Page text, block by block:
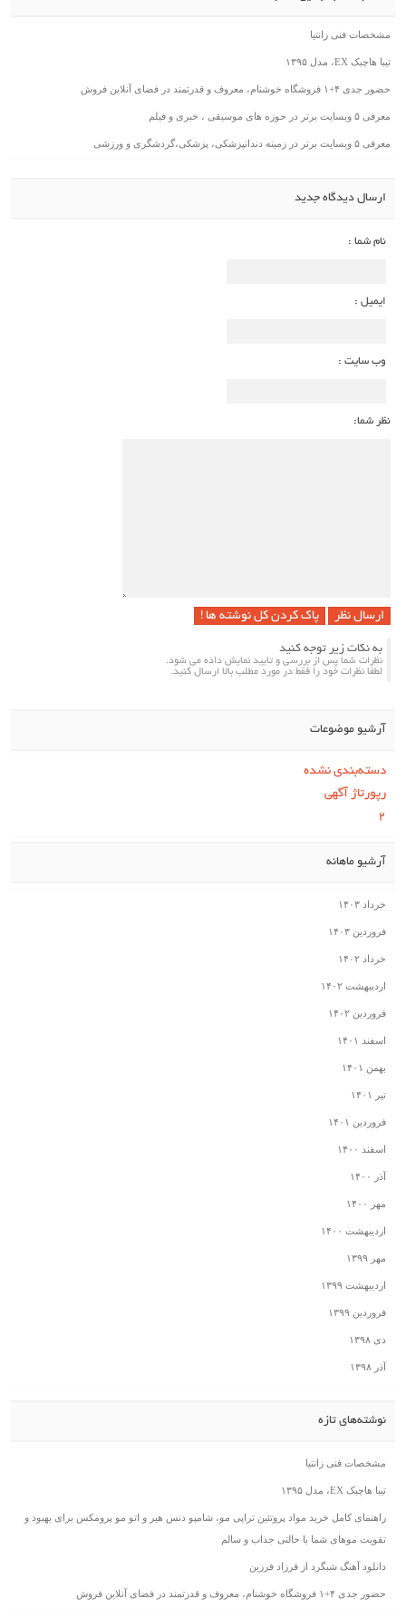
مشخصات فنی زانتیا
تیبا هاچبک EX، مدل ۱۳۹۵
حضور جدی ۴+۱ فروشگاه خوشنام، معروف و قدرتمند در فضای آنلاین فروش
معرفی ۵ وبسایت برتر در حوزه های موسیقی ، خبری و فیلم
معرفی ۵ وبسایت برتر در زمینه دندانپزشکی، پزشکی،گردشگری و ورزشی
ارسال دیدگاه جدید
نام شما :
ایمیل :
وب سایت :
نظر شما:
پاک کردن کل نوشته ها !
به نکات زیر توجه کنید
نظرات شما پس از بررسی و تایید نمایش داده می شود.
لطفا نظرات خود را فقط در مورد مطلب بالا ارسال کنید.
آرشیو موضوعات
دسته‌بندی نشده
رپورتاژ آگهی
2
آرشیو ماهانه
خرداد ۱۴۰۳
فروردین ۱۴۰۳
خرداد ۱۴۰۲
اردیبهشت ۱۴۰۲
فروردین ۱۴۰۲
اسفند ۱۴۰۱
بهمن ۱۴۰۱
تیر ۱۴۰۱
فروردین ۱۴۰۱
اسفند ۱۴۰۰
آذر ۱۴۰۰
مهر ۱۴۰۰
اردیبهشت ۱۴۰۰
مهر ۱۳۹۹
اردیبهشت ۱۳۹۹
فروردین ۱۳۹۹
دی ۱۳۹۸
آذر ۱۳۹۸
نوشته‌های تازه
مشخصات فنی زانتیا
تیبا هاچبک EX، مدل ۱۳۹۵
راهنمای کامل خرید مواد پروتئین تراپی مو، شامپو دنس هیر و اتو مو پرومکس برای بهبود و
تقویت موهای شما با حالتی جذاب و سالم
دانلود آهنگ شبگرد از فرزاد فرزین
حضور جدی ۴+۱ فروشگاه خوشنام، معروف و قدرتمند در فضای آنلاین فروش